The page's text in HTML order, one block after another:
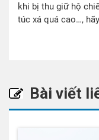
khi bị thu giữ hộ
túc xá quá cao…,
Bài viết